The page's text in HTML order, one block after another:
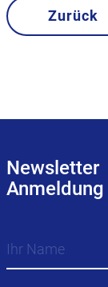
Zurück
Newsletter
Anmeldung